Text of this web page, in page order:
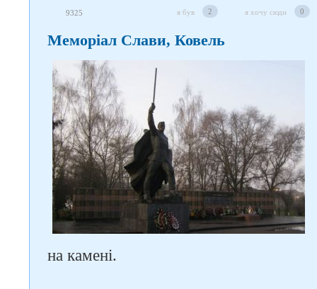
9325 я був 2 я хочу сюди 0
Меморіал Слави, Ковель
на камені.